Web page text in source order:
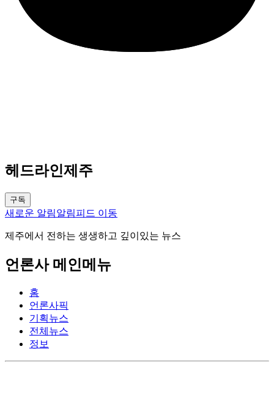
헤드라인제주
구독
새로운 알림알림피드 이동
제주에서 전하는 생생하고 깊이있는 뉴스
언론사 메인메뉴
홈
언론사픽
기획뉴스
전체뉴스
정보